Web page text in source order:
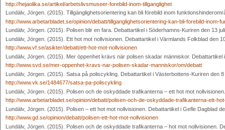
http://hejaolika.se/artikel/arbetslivsmuseer-forebild-inom-tillganglighet
Lundälv, Jörgen. (2015). Tillgänglighetsorientering kan bli förebild inom
http://www.arbetarbladet.se/opinion/debatt/tillganglighetsorientering-kan-bli-forebild-inom-
Lundälv, Jörgen. (2015). Polisen blir en fara. Debattartikel i Söderhamns-Kuriren den 13
Lundälv, Jörgen. (2015). Ett hot mot nollvisionen. Debattartikel i Värmlands Folkblad den
http://www.vf.se/asikter/debatt/ett-hot-mot-nollvisionen
Lundälv, Jörgen. (2015). Mer öppenhet krävs när polisen skadar människor. Debattartikel
http://www.svd.se/mer-oppenhet-kravs-nar-polisen-skadar-manniskor/om/debatt
Lundälv, Jörgen. (2015). Satsa på poliscykling. Debattartikel i Västerbottens-Kuriren den 8
http://www.vk.se/1484677/satsa-pa-poliscykling
Lundälv, Jörgen. (2015). Polisen och de oskyddade trafikanterna – ett hot mot
http://www.arbetarbladet.se/opinion/debatt/polisen-och-de-oskyddade-trafikanterna-ett-
Lundälv, Jörgen. (2015). Polisen – ett hot mot nollvisionen. Debattartikel i Gefle Dagblad
http://www.gd.se/opinion/debatt/polisen-ett-hot-mot-nollvisionen
Lundälv, Jörgen. (2015). Polisen och de oskyddade trafikanterna – hot mot nollvisionen.